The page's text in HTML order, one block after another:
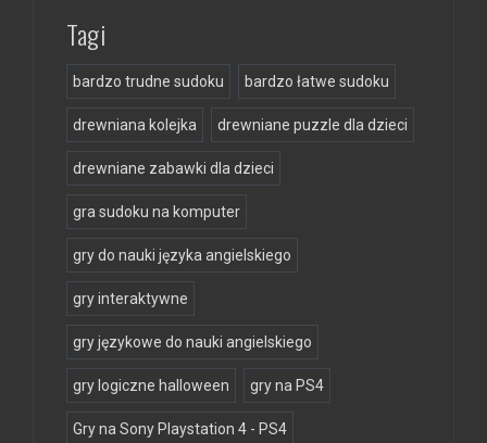
Tagi
bardzo trudne sudoku bardzo łatwe sudoku
drewniana kolejka drewniane puzzle dla dzieci
drewniane zabawki dla dzieci
gra sudoku na komputer
gry do nauki języka angielskiego
gry interaktywne
gry językowe do nauki angielskiego
gry logiczne halloween gry na PS4
Gry na Sony Playstation 4 - PS4